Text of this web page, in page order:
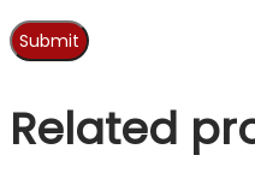
Related